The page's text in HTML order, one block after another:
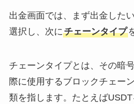
出金画面では、まず出金した
選択し、次にチェーンタイプ
チェーンタイプとは、その暗
際に使用するブロックチェー
類を指します。たとえばUSDT